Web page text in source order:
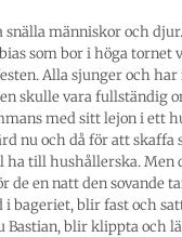
snälla människor och
som bor i höga tornet
Alla sjunger och
skulle vara fullständig
med sitt lejon i ett
nu och då för att skaffa
ha till hushållerska. Men
de en natt den sovande
i bageriet, blir fast och
Bastian, blir klippta och